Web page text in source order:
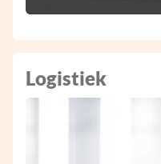
Logistiek